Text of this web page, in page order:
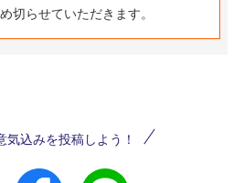
切らせていただきます。
気込みを投稿しよう！